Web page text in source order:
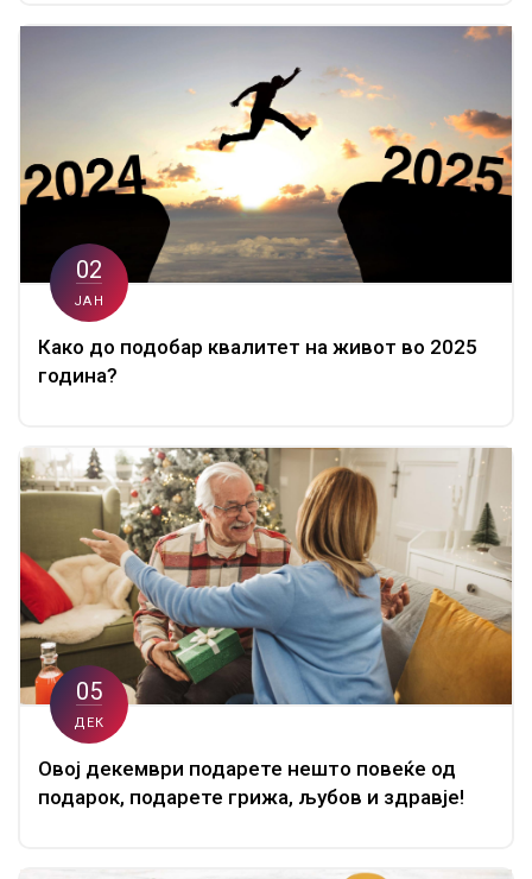
02
ЈАН
Како до подобар квалитет на живот во 2025
година?
05
ДЕК
Овој декември подарете нешто повеќе од
подарок, подарете грижа, љубов и здравје!